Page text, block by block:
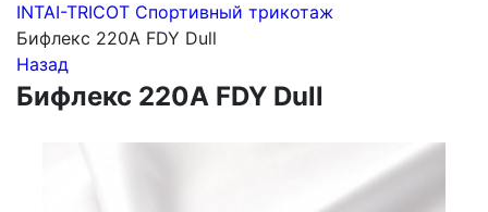
INTAI-TRICOT Спортивный трикотаж
Бифлекс 220A FDY Dull
Назад
Бифлекс 220A FDY Dull